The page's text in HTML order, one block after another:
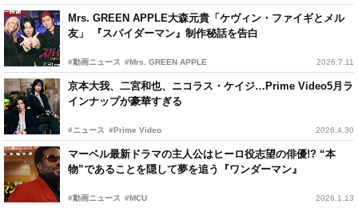
Mrs. GREEN APPLE大森元貴「ケヴィン・ファイギとメル
友」 『スパイダーマン』制作秘話を告白
#動画ニュース #Mrs. GREEN APPLE 2026.7.11
京本大我、二宮和也、ニコラス・ケイジ…Prime Video5月ラ
インナップが豪華すぎる
#ニュース #Prime Video 2026.4.30
マーベル最新ドラマの主人公はヒーロ役志望の俳優!? “本
物”であることを隠して夢を追う『ワンダーマン』
#動画ニュース #MCU 2026.1.13